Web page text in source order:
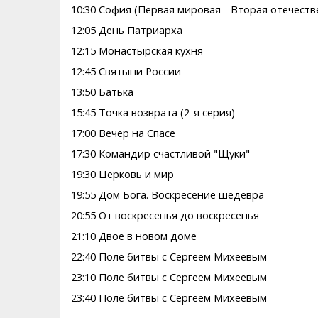
10:30 София (Первая мировая - Вторая
12:05 День Патриарха
12:15 Монастырская кухня
12:45 Святыни России
13:50 Батька
15:45 Точка возврата (2-я серия)
17:00 Вечер на Спасе
17:30 Командир счастливой "Щуки"
19:30 Церковь и мир
19:55 Дом Бога. Воскресение шедевра
20:55 От воскресенья до воскресенья
21:10 Двое в новом доме
22:40 Поле битвы с Сергеем Михеевым
23:10 Поле битвы с Сергеем Михеевым
23:40 Поле битвы с Сергеем Михеевым